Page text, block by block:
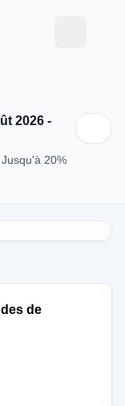
2026 -
20%
de